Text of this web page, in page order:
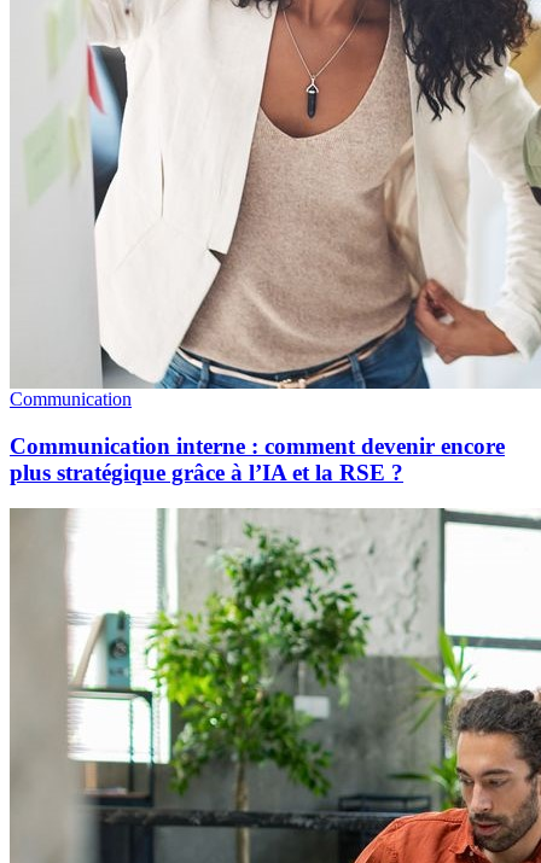
Communication
Communication interne : comment devenir encore
plus stratégique grâce à l’IA et la RSE ?